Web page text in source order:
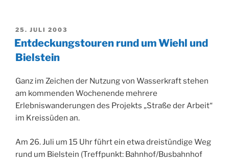
VERÖFFENTLICHT
AM
25. JULI 2003
Entdeckungstouren rund um Wiehl und
Bielstein
Ganz im Zeichen der Nutzung von Wasserkraft stehen
am kommenden Wochenende mehrere
Erlebniswanderungen des Projekts „Straße der Arbeit“
im Kreissüden an.
Am 26. Juli um 15 Uhr führt ein etwa dreistündige Weg
rund um Bielstein (Treffpunkt: Bahnhof/Busbahnhof